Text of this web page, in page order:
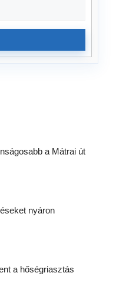
a Mátrai út
nyáron
a hőségriasztás